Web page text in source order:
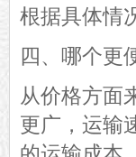
根据具体情
四、哪个更
从价格方面
更广，运输